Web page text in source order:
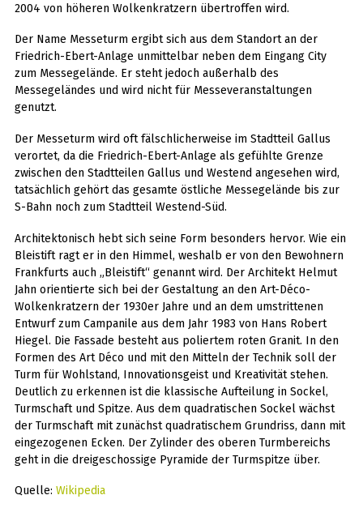
2004 von höheren Wolkenkratzern übertroffen wird.
Der Name Messeturm ergibt sich aus dem Standort an der
Friedrich-Ebert-Anlage unmittelbar neben dem Eingang City
zum Messegelände. Er steht jedoch außerhalb des
Messegeländes und wird nicht für Messeveranstaltungen
genutzt.
Der Messeturm wird oft fälschlicherweise im Stadtteil Gallus
verortet, da die Friedrich-Ebert-Anlage als gefühlte Grenze
zwischen den Stadtteilen Gallus und Westend angesehen wird,
tatsächlich gehört das gesamte östliche Messegelände bis zur
S-Bahn noch zum Stadtteil Westend-Süd.
Architektonisch hebt sich seine Form besonders hervor. Wie ein
Bleistift ragt er in den Himmel, weshalb er von den Bewohnern
Frankfurts auch „Bleistift“ genannt wird. Der Architekt Helmut
Jahn orientierte sich bei der Gestaltung an den Art-Déco-
Wolkenkratzern der 1930er Jahre und an dem umstrittenen
Entwurf zum Campanile aus dem Jahr 1983 von Hans Robert
Hiegel. Die Fassade besteht aus poliertem roten Granit. In den
Formen des Art Déco und mit den Mitteln der Technik soll der
Turm für Wohlstand, Innovationsgeist und Kreativität stehen.
Deutlich zu erkennen ist die klassische Aufteilung in Sockel,
Turmschaft und Spitze. Aus dem quadratischen Sockel wächst
der Turmschaft mit zunächst quadratischem Grundriss, dann mit
eingezogenen Ecken. Der Zylinder des oberen Turmbereichs
geht in die dreigeschossige Pyramide der Turmspitze über.
Quelle: Wikipedia